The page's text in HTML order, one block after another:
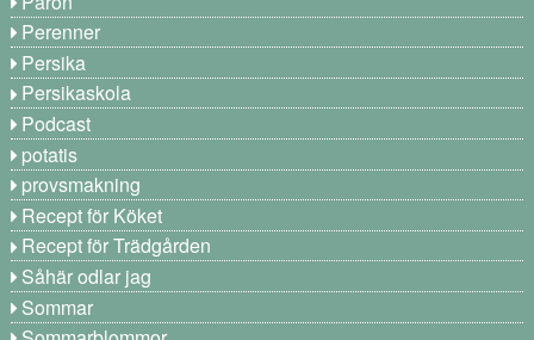
Perenner
Persika
Persikaskola
Podcast
potatis
provsmakning
Recept för Köket
Recept för Trädgården
Såhär odlar jag
Sommar